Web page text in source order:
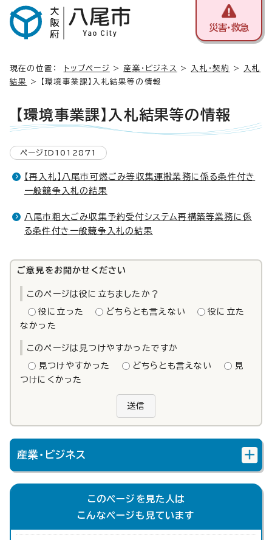
災害・救急
現在の位置： トップページ > 産業・ビジネス > 入札・契約 >
入札
結果
> 【環境事業課】入札結果等の情報
【環境事業課】入札結果等の情報
ページID1012871
【再入札】八尾市可燃ごみ等収集運搬業務に係る条件付き
一般競争入札の結果
八尾市粗大ごみ収集予約受付システム再構築等業務に係
る条件付き一般競争入札の結果
ご意見をお聞かせください
このページは役に立ちましたか？
役に立った どちらとも言えない
役に立た
なかった
このページは見つけやすかったですか
見つけやすかった どちらとも言えない
見
つけにくかった
送信
産業・ビジネス
このページを見た人は
こんなページも見ています